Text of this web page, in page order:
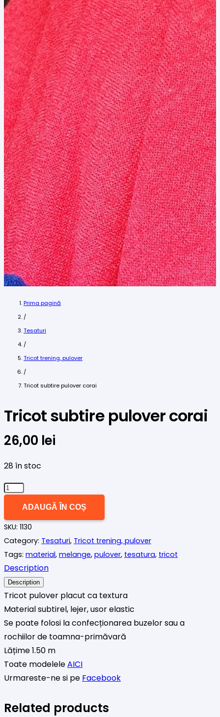
Prima pagină
/
Tesaturi
/
Tricot trening, pulover
/
Tricot subtire pulover corai
Tricot subtire pulover corai
26,00 lei
28 în stoc
Cantitate
pulover
corai
ADAUGĂ ÎN COȘ
SKU: 1130
Category: Tesaturi, Tricot trening, pulover
Tags: material, melange, pulover, tesatura, tricot
Description
Description
Tricot pulover placut ca textura
Material subtirel, lejer, usor elastic
Se poate folosi la confecționarea buzelor sau a
rochiilor de toamna-primăvară
Lățime 1.50 m
Toate modeleleAICI
Urmareste-ne si pe Facebook
Related products